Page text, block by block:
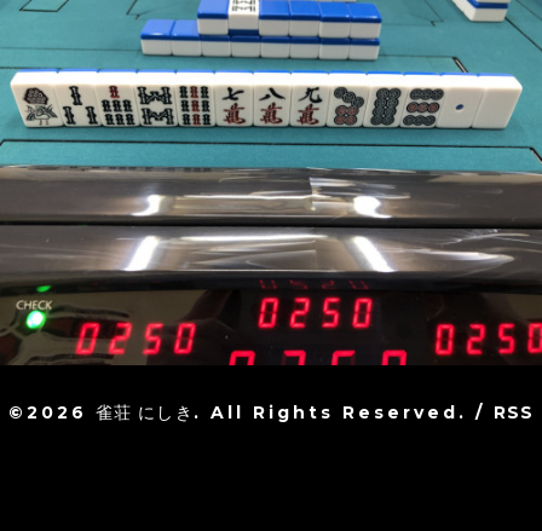
©2026 雀荘 にしき . All Rights Reserved. / RSS